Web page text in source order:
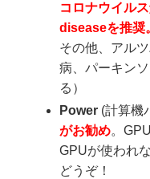
コロナウイル
diseaseを推奨
その他、アル
病、パーキン
る）
Power (計算機
がお勧め。
GPUが使われ
どうぞ！